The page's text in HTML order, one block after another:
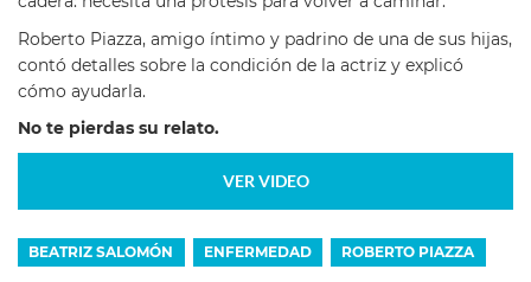
Roberto Piazza, amigo íntimo y padrino de una de sus hijas,
contó detalles sobre la condición de la actriz y explicó
cómo ayudarla.
No te pierdas su relato.
VER VIDEO
BEATRIZ SALOMÓN ENFERMEDAD ROBERTO PIAZZA